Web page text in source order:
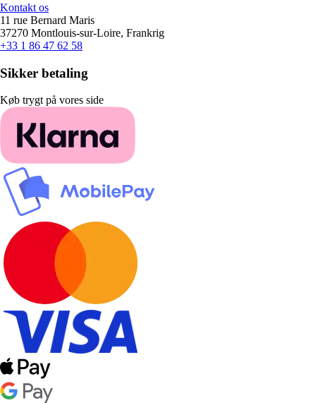
Kontakt os
11 rue Bernard Maris
37270 Montlouis-sur-Loire, Frankrig
+33 1 86 47 62 58
Sikker betaling
Køb trygt på vores side